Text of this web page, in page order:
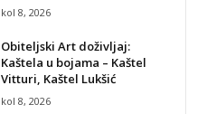
kol 8, 2026
Obiteljski Art doživljaj:
Kaštela u bojama – Kaštel
Vitturi, Kaštel Lukšić
kol 8, 2026